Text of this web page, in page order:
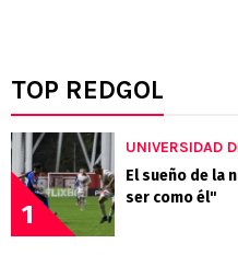
TOP REDGOL
1
UNIVERSIDAD
El sueño de la
ser como él"